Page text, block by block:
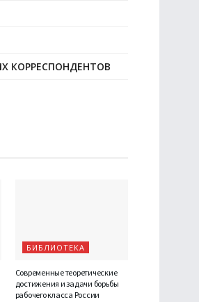
КОРРЕСПОНДЕНТОВ
БИБЛИОТЕКА
Современные теоретические
достижения и задачи борьбы
рабочего класса России